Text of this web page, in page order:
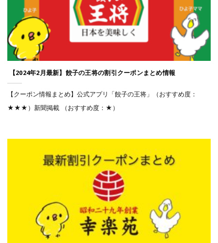
【2024年2月最新】餃子の王将の割引クーポンまとめ情報
【クーポン情報まとめ】公式アプリ「餃子の王将」（おすすめ度：
★★★）新聞掲載 （おすすめ度：★）